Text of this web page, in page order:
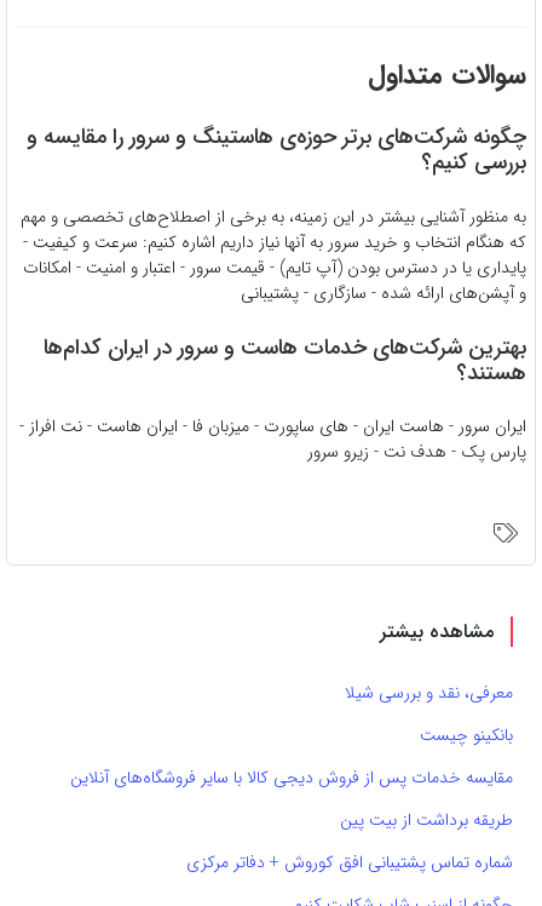
سوالات متداول
چگونه شرکت‌های برتر حوزه‌ی هاستینگ و سرور را مقایسه و
بررسی کنیم؟
به منظور آشنایی بیشتر در این زمینه، به برخی از اصطلاح‌های تخصصی و مهم
که هنگام انتخاب و خرید سرور به آنها نیاز داریم اشاره کنیم: سرعت و کیفیت -
پایداری یا در دسترس بودن (آپ تایم) - قیمت سرور - اعتبار و امنیت - امکانات
و آپشن‌های ارائه شده - سازگاری - پشتیبانی
بهترین شرکت‌های خدمات هاست و سرور در ایران کدام‌ها
هستند؟
ایران سرور - هاست ایران - های ساپورت - میزبان فا - ایران هاست - نت افراز -
پارس پک - هدف نت - زیرو سرور
مشاهده بیشتر
معرفی، نقد و بررسی شیلا
بانکینو چیست
مقایسه خدمات پس از فروش دیجی کالا با سایر فروشگاه‌های آنلاین
طریقه برداشت از بیت پین
شماره تماس پشتیبانی افق کوروش + دفاتر مرکزی